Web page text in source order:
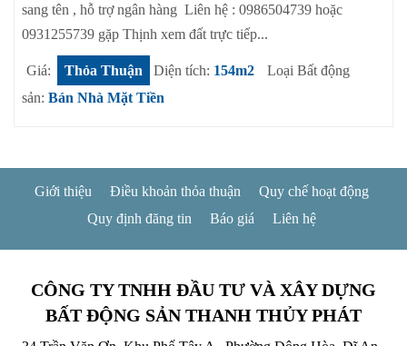
sang tên , hỗ trợ ngân hàng Liên hệ : 0986504739 hoặc
0931255739 gặp Thịnh xem đất trực tiếp...
Giá: Thỏa Thuận Diện tích: 154m2
Loại Bất động
sản: Bán Nhà Mặt Tiền
Giới thiệu Điều khoản thỏa thuận
Quy chế hoạt động
Quy định đăng tin
Báo giá Liên hệ
CÔNG TY TNHH ĐẦU TƯ VÀ XÂY DỰNG
BẤT ĐỘNG SẢN THANH THỦY PHÁT